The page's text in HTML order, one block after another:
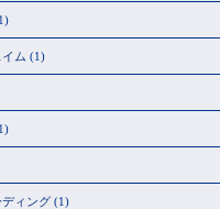
ム (1)
ィング (1)